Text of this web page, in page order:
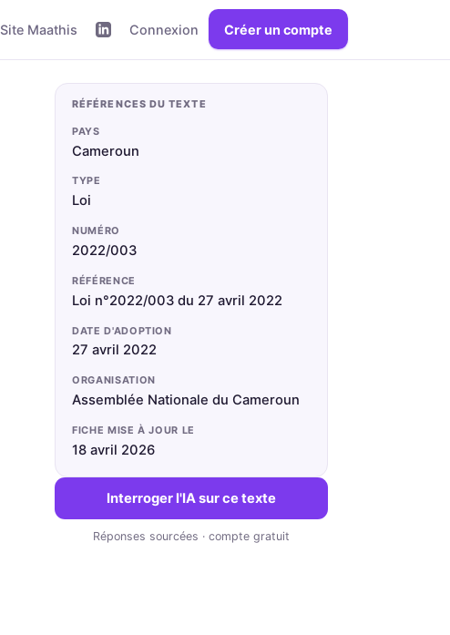
Site Maathis Connexion Créer un compte
RÉFÉRENCES DU TEXTE
PAYS
Cameroun
TYPE
Loi
NUMÉRO
2022/003
RÉFÉRENCE
Loi n°2022/003 du 27 avril 2022
DATE D'ADOPTION
27 avril 2022
ORGANISATION
Assemblée Nationale du Cameroun
FICHE MISE À JOUR LE
18 avril 2026
Interroger l'IA sur ce texte
Réponses sourcées · compte gratuit